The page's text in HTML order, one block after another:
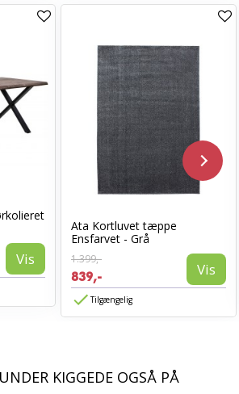
Vis
Ata Kortluvet tæppe
Ensfarvet - Grå
1.399,-
839,- Vis
Tilgængelig
KIGGEDE OGSÅ PÅ